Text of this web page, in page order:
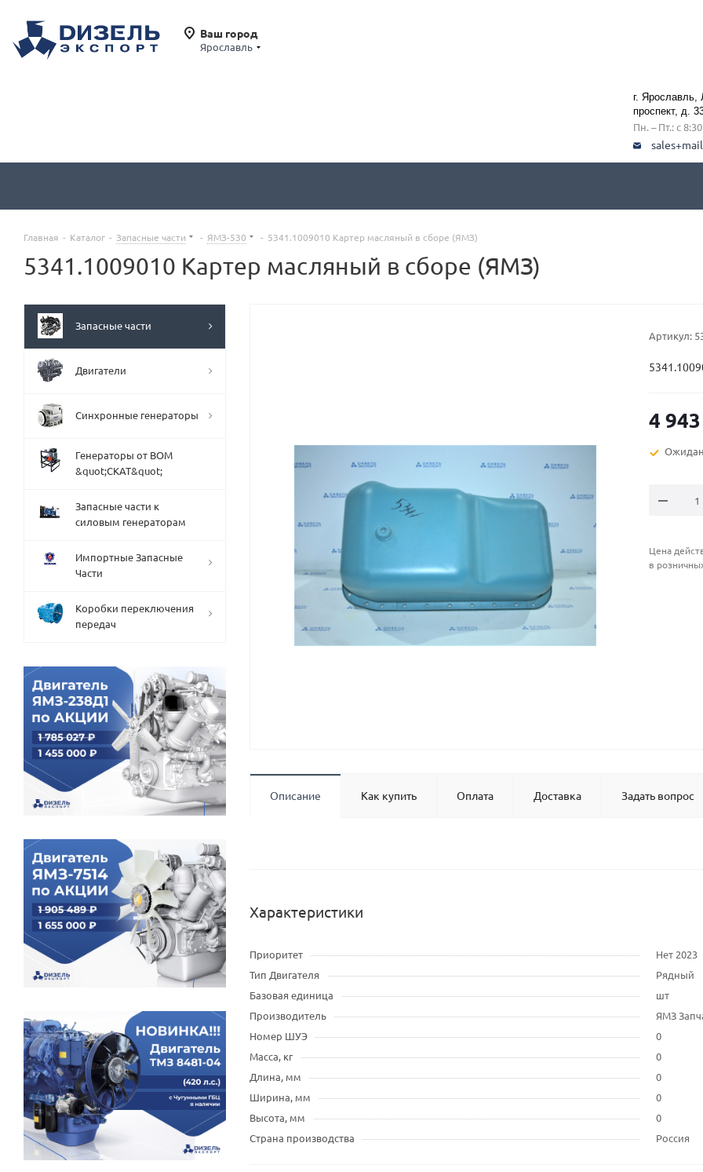
Ваш город
Ярославль
г. Ярославль,
проспект, д.
Пн. – Пт.: с
Главная - Каталог - Запасные части - ЯМЗ-530 - 5341.1009010 Картер масляный в сборе (ЯМЗ)
5341.1009010 Картер масляный в сборе (ЯМЗ)
Артикул:
4 943
Цена
в
Описание Как купить Оплата Доставка Задать вопрос
Характеристики
Приоритет
Нет 2023
Тип Двигателя
Рядный
Базовая единица
шт
Производитель
ЯМЗ
Номер ШУЭ
0
Масса, кг
0
Длина, мм
0
Ширина, мм
0
Высота, мм
0
Страна производства
Россия
Запасные части
Двигатели
Синхронные генераторы
Генераторы от ВОМ
&quot;СКАТ&quot;
Запасные части к
силовым генераторам
Импортные Запасные
Части
Коробки переключения
передач